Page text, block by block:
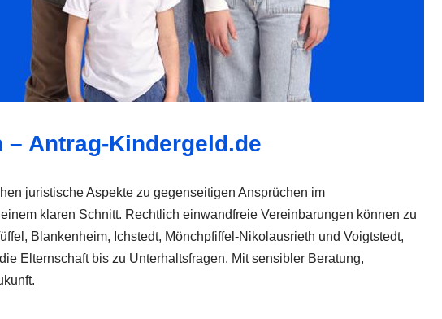
Antrag-Kindergeld.de
juristische Aspekte zu gegenseitigen Ansprüchen im
klaren Schnitt. Rechtlich einwandfreie Vereinbarungen können zu
Blankenheim, Ichstedt, Mönchpfiffel-Nikolausrieth und Voigtstedt,
Elternschaft bis zu Unterhaltsfragen. Mit sensibler Beratung,